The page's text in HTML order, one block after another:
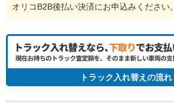
オリコB2B後払い決済にお申込みください。
トラック入れ替えの流れ